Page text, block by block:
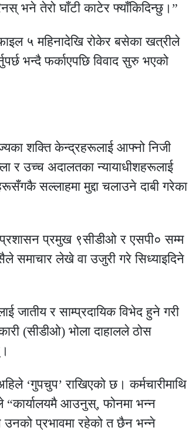
भने तेरो घाँटी काटेर फ्याँकिदिन्छु।”
५ महिनादेखि रोकेर बसेका खत्रीले
भन्दै फर्काएपछि विवाद सुरु भएको
शक्ति केन्द्रहरूलाई आफ्नो निजी
र उच्च अदालतका न्यायाधीशहरूलाई
सल्लाहमा मुद्दा चलाउने दाबी गरेका
प्रमुख ९सीडीओ र एसपी० सम्म
समाचार लेखे वा उजुरी गरे सिध्याइदिने
जातीय र साम्प्रदायिक विभेद हुने गरी
(सीडीओ) भोला दाहालले ठोस
‘गुपचुप’ राखिएको छ। कर्मचारीमाथि
“कार्यालयमै आउनुस्, फोनमा भन्न
उनको प्रभावमा रहेको त छैन भन्ने